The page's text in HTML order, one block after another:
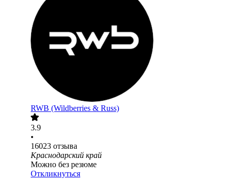
RWB (Wildberries & Russ)
3.9
•
16023 отзыва
Краснодарский край
Можно без резюме
Откликнуться